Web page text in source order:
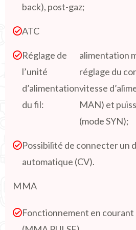
back), post-gaz;
ATC
Réglage de
l’unité
d’alimentation
du fil:
alimentation
réglage du
vitesse
MAN) et
(mode SYN);
Possibilité de connecter un
automatique (CV).
MMA
Fonctionnement en